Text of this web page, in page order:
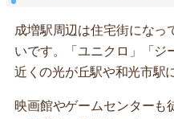
成増駅周辺は住宅街になっ
いです。「ユニクロ」「ジ
近くの光が丘駅や和光市駅
映画館やゲームセンターも